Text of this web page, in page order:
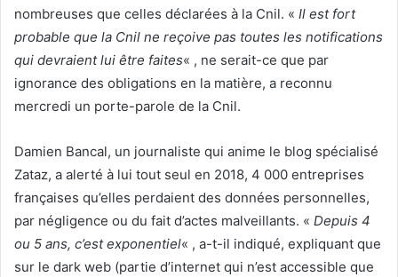
nombreuses que celles déclarées à la Cnil. « Il est fort
probable que la Cnil ne reçoive pas toutes les notifications
qui devraient lui être faites« , ne serait-ce que par
ignorance des obligations en la matière, a reconnu
mercredi un porte-parole de la Cnil.
Damien Bancal, un journaliste qui anime le blog spécialisé
Zataz, a alerté à lui tout seul en 2018, 4 000 entreprises
françaises qu’elles perdaient des données personnelles,
par négligence ou du fait d’actes malveillants. « Depuis 4
ou 5 ans, c’est exponentiel« , a-t-il indiqué, expliquant que
sur le dark web (partie d’internet qui n’est accessible que